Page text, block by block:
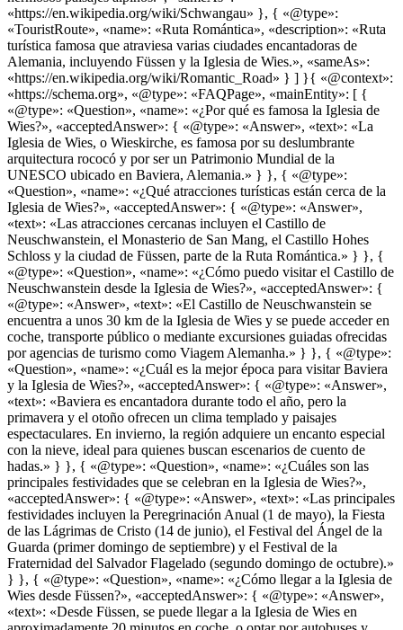
«https://en.wikipedia.org/wiki/Schwangau» }, { «@type»:
«TouristRoute», «name»: «Ruta Romántica», «description»: «Ruta
turística famosa que atraviesa varias ciudades encantadoras de
Alemania, incluyendo Füssen y la Iglesia de Wies.», «sameAs»:
«https://en.wikipedia.org/wiki/Romantic_Road» } ] }{ «@context»:
«https://schema.org», «@type»: «FAQPage», «mainEntity»: [ {
«@type»: «Question», «name»: «¿Por qué es famosa la Iglesia de
Wies?», «acceptedAnswer»: { «@type»: «Answer», «text»: «La
Iglesia de Wies, o Wieskirche, es famosa por su deslumbrante
arquitectura rococó y por ser un Patrimonio Mundial de la
UNESCO ubicado en Baviera, Alemania.» } }, { «@type»:
«Question», «name»: «¿Qué atracciones turísticas están cerca de la
Iglesia de Wies?», «acceptedAnswer»: { «@type»: «Answer»,
«text»: «Las atracciones cercanas incluyen el Castillo de
Neuschwanstein, el Monasterio de San Mang, el Castillo Hohes
Schloss y la ciudad de Füssen, parte de la Ruta Romántica.» } }, {
«@type»: «Question», «name»: «¿Cómo puedo visitar el Castillo de
Neuschwanstein desde la Iglesia de Wies?», «acceptedAnswer»: {
«@type»: «Answer», «text»: «El Castillo de Neuschwanstein se
encuentra a unos 30 km de la Iglesia de Wies y se puede acceder en
coche, transporte público o mediante excursiones guiadas ofrecidas
por agencias de turismo como Viagem Alemanha.» } }, { «@type»:
«Question», «name»: «¿Cuál es la mejor época para visitar Baviera
y la Iglesia de Wies?», «acceptedAnswer»: { «@type»: «Answer»,
«text»: «Baviera es encantadora durante todo el año, pero la
primavera y el otoño ofrecen un clima templado y paisajes
espectaculares. En invierno, la región adquiere un encanto especial
con la nieve, ideal para quienes buscan escenarios de cuento de
hadas.» } }, { «@type»: «Question», «name»: «¿Cuáles son las
principales festividades que se celebran en la Iglesia de Wies?»,
«acceptedAnswer»: { «@type»: «Answer», «text»: «Las principales
festividades incluyen la Peregrinación Anual (1 de mayo), la Fiesta
de las Lágrimas de Cristo (14 de junio), el Festival del Ángel de la
Guarda (primer domingo de septiembre) y el Festival de la
Fraternidad del Salvador Flagelado (segundo domingo de octubre).»
} }, { «@type»: «Question», «name»: «¿Cómo llegar a la Iglesia de
Wies desde Füssen?», «acceptedAnswer»: { «@type»: «Answer»,
«text»: «Desde Füssen, se puede llegar a la Iglesia de Wies en